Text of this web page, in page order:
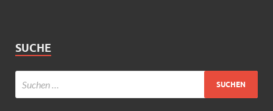
SUCHE